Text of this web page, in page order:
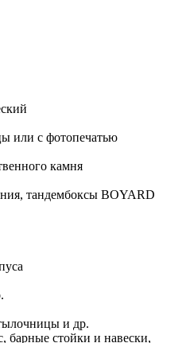
или с фотопечатью
камня
тандембоксы BOYARD
и др.
барные стойки и навески,